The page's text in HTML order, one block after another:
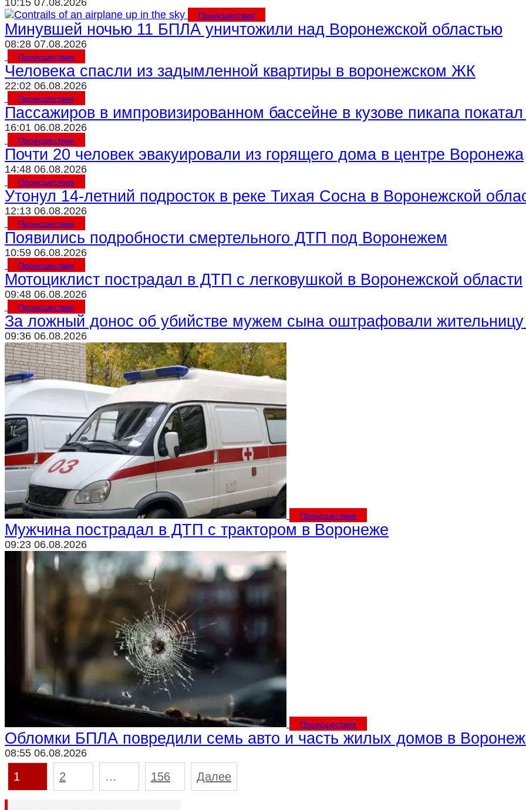
10:15 07.08.2026
Происшествия
Минувшей ночью 11 БПЛА уничтожили над Воронежской областью
08:28 07.08.2026
Происшествия
Человека спасли из задымленной квартиры в воронежском ЖК
22:02 06.08.2026
Происшествия
Пассажиров в импровизированном бассейне в кузове пикапа
16:01 06.08.2026
Происшествия
Почти 20 человек эвакуировали из горящего дома в центре Воронежа
14:48 06.08.2026
Происшествия
Утонул 14-летний подросток в реке Тихая Сосна в Воронежской
12:13 06.08.2026
Происшествия
Появились подробности смертельного ДТП под Воронежем
10:59 06.08.2026
Происшествия
Мотоциклист пострадал в ДТП с легковушкой в Воронежской области
09:48 06.08.2026
Происшествия
За ложный донос об убийстве мужем сына оштрафовали жительницу
09:36 06.08.2026
Происшествия
Мужчина пострадал в ДТП с трактором в Воронеже
09:23 06.08.2026
Происшествия
Обломки БПЛА повредили семь авто и часть жилых домов в
08:55 06.08.2026
Пагинация
записей
1 2 … 156 Далее